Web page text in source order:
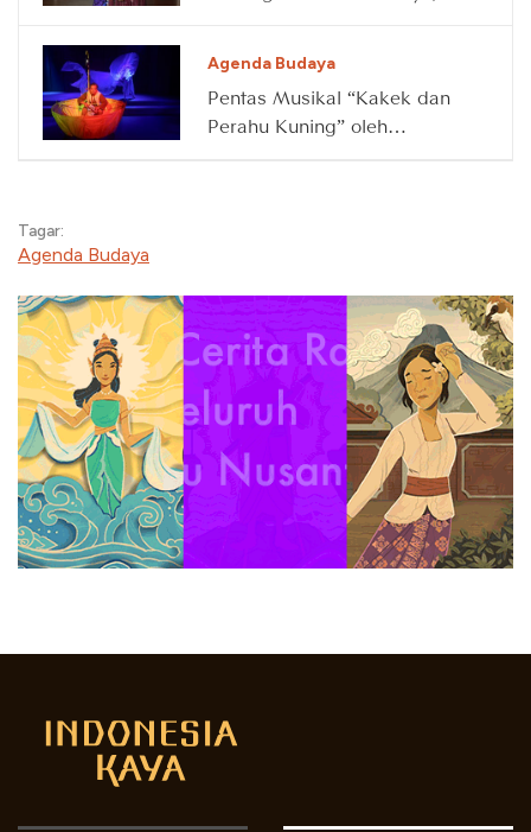
Agenda Budaya
Pentas Musikal “Kakek dan
Perahu Kuning” oleh
Tagar:
Agenda Budaya